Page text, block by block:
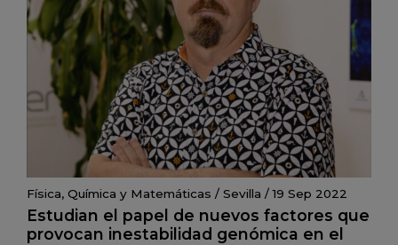
Física, Química y Matemáticas / Sevilla /19 Sep 2022
Estudian el papel de nuevos factores que
provocan inestabilidad genómica en el